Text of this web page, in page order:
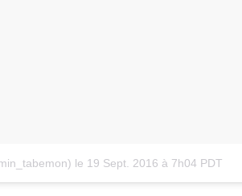
le 19 Sept. 2016 à 7h04 PDT